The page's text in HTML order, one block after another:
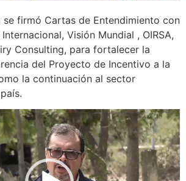
se firmó Cartas de Entendimiento con
Visión Mundial , OIRSA,
Consulting, para fortalecer la
del Proyecto de Incentivo a la
la continuación al sector